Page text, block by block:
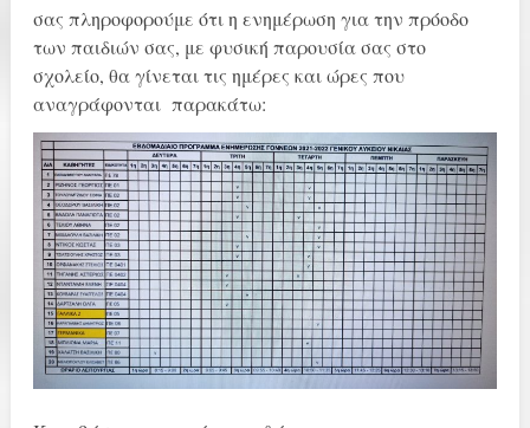
σας πληροφορούμε ότι η ενημέρωση για την πρόοδο
των παιδιών σας, με φυσική παρουσία σας στο
σχολείο, θα γίνεται τις ημέρες και ώρες που
αναγράφονται παρακάτω: